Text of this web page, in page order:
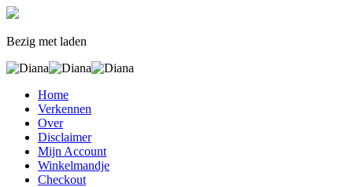
Bezig met laden
Home
Verkennen
Over
Disclaimer
Mijn Account
Winkelmandje
Checkout